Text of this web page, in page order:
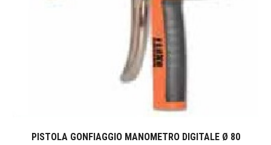
PISTOLA GONFIAGGIO MANOMETRO DIGITALE Ø 80